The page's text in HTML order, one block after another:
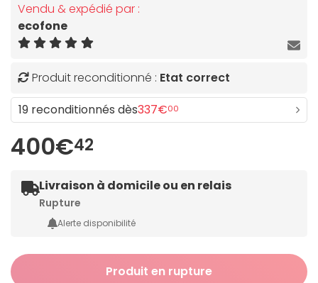
Vendu & expédié par :
ecofone
Produit reconditionné : Etat correct
19 reconditionnés dès337€00
400€42
Livraison à domicile ou en relais
Rupture
Alerte disponibilité
Produit en rupture